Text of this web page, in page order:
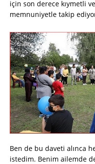
için son derece kıymetli
memnuniyetle takip
Ben de bu daveti alınca
istedim. Benim ailemde